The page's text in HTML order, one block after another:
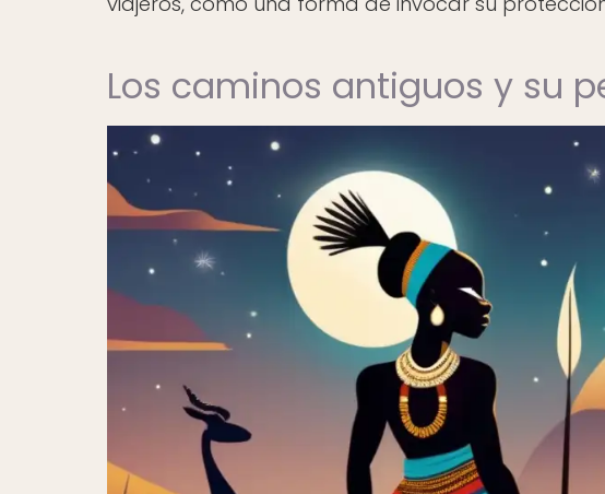
Los caminos antiguos y su